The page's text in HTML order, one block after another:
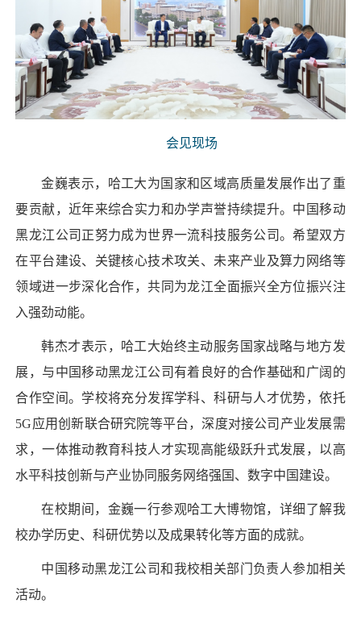
会见现场
金巍表示，哈工大为国家和区域高质量发展作出了重
要贡献，近年来综合实力和办学声誉持续提升。中国移动
黑龙江公司正努力成为世界一流科技服务公司。希望双方
在平台建设、关键核心技术攻关、未来产业及算力网络等
领域进一步深化合作，共同为龙江全面振兴全方位振兴注
入强劲动能。
韩杰才表示，哈工大始终主动服务国家战略与地方发
展，与中国移动黑龙江公司有着良好的合作基础和广阔的
合作空间。学校将充分发挥学科、科研与人才优势，依托
5G应用创新联合研究院等平台，深度对接公司产业发展需
求，一体推动教育科技人才实现高能级跃升式发展，以高
水平科技创新与产业协同服务网络强国、数字中国建设。
在校期间，金巍一行参观哈工大博物馆，详细了解我
校办学历史、科研优势以及成果转化等方面的成就。
中国移动黑龙江公司和我校相关部门负责人参加相关
活动。